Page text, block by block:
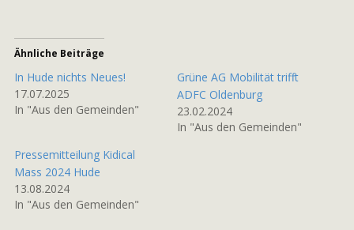
Ähnliche Beiträge
In Hude nichts Neues!
17.07.2025
In "Aus den Gemeinden"
Grüne AG Mobilität trifft
ADFC Oldenburg
23.02.2024
In "Aus den Gemeinden"
Pressemitteilung Kidical
Mass 2024 Hude
13.08.2024
In "Aus den Gemeinden"